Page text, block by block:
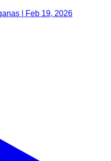
| Feb 19, 2026